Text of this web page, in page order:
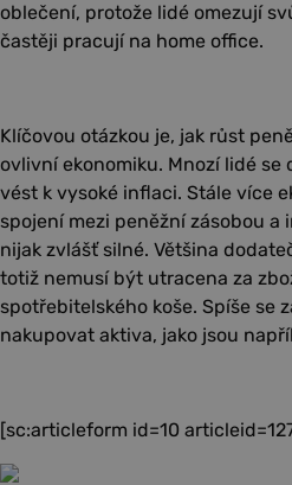
oblečení, protože lidé omezují
častěji pracují na home office.
Klíčovou otázkou je, jak růst
ovlivní ekonomiku. Mnozí lidé
vést k vysoké inflaci. Stále více
spojení mezi peněžní zásobou
nijak zvlášť silné. Většina
totiž nemusí být utracena za
spotřebitelského koše. Spíše se
nakupovat aktiva, jako jsou
[sc:articleform id=10